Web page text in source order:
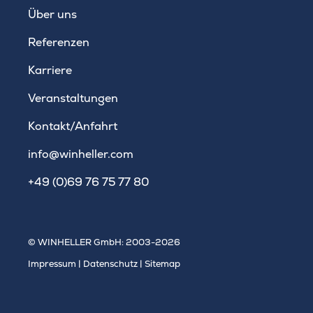
Über uns
Referenzen
Karriere
Veranstaltungen
Kontakt/Anfahrt
info@winheller.com
+49 (0)69 76 75 77 80
© WINHELLER GmbH: 2003-2026
Impressum | Datenschutz | Sitemap